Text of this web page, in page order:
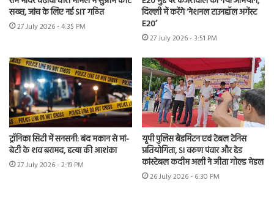
सख्त, जांच के लिए नई SIT गठित
27 July 2026 - 4:35 PM
दिल्ली में करेंगे ‘नेशनल टाउनहॉल अगेंस्ट
E20’
27 July 2026 - 3:51 PM
ट्रॉनिका सिटी में सनसनी: बंद मकान से मां-
बेटी के शव बरामद, हत्या की आशंका
27 July 2026 - 2:19 PM
यूपी पुलिस बैडमिंटन एवं टेबल टेनिस
प्रतियोगिता, SI वरुण पंवार और हेड
कांस्टेबल कदीम अली ने जीता गोल्ड मेडल
26 July 2026 - 6:30 PM